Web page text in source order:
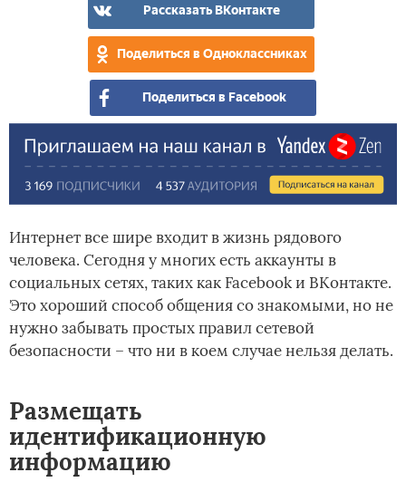
Рассказать ВКонтакте
Поделиться в Одноклассниках
Поделиться в Facebook
Интернет все шире входит в жизнь рядового
человека. Сегодня у многих есть аккаунты в
социальных сетях, таких как Facebook и ВКонтакте.
Это хороший способ общения со знакомыми, но не
нужно забывать простых правил сетевой
безопасности – что ни в коем случае нельзя делать.
Размещать
идентификационную
информацию